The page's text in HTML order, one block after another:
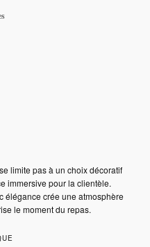
limite pas à un choix décoratif
immersive pour la clientèle.
élégance crée une atmosphère
le moment du repas.